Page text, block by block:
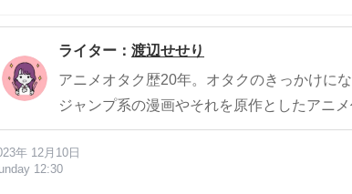
ライター： 渡辺せせり
アニメオタク歴20年。オタクのきっかけに
ジャンプ系の漫画やそれを原作としたアニメ
年 12月10日
12:30